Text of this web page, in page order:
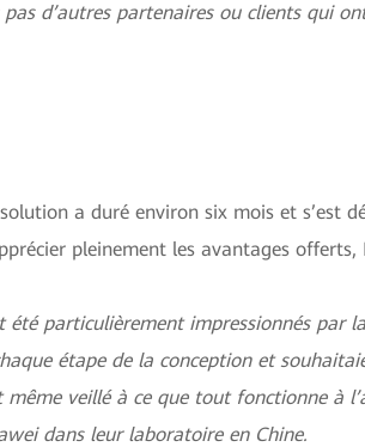
d’autres partenaires ou clients qui
a duré environ six mois et s’est
pleinement les avantages
été particulièrement impressionnés par
étape de la conception et
veillé à ce que tout fonctionne à
dans leur laboratoire en Chine.